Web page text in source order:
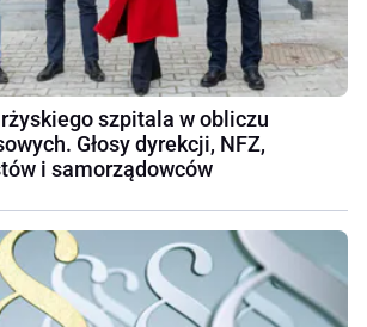
szpitala w obliczu
Głosy dyrekcji, NFZ,
i samorządowców